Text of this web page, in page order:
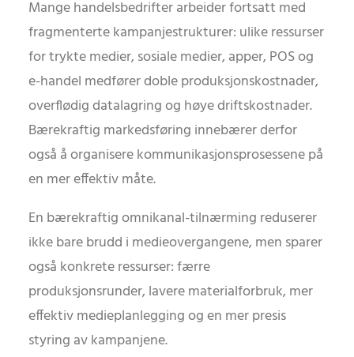
Mange handelsbedrifter arbeider fortsatt med
fragmenterte kampanjestrukturer: ulike ressurser
for trykte medier, sosiale medier, apper, POS og
e-handel medfører doble produksjonskostnader,
overflødig datalagring og høye driftskostnader.
Bærekraftig markedsføring innebærer derfor
også å organisere kommunikasjonsprosessene på
en mer effektiv måte.
En bærekraftig omnikanal-tilnærming reduserer
ikke bare brudd i medieovergangene, men sparer
også konkrete ressurser: færre
produksjonsrunder, lavere materialforbruk, mer
effektiv medieplanlegging og en mer presis
styring av kampanjene.